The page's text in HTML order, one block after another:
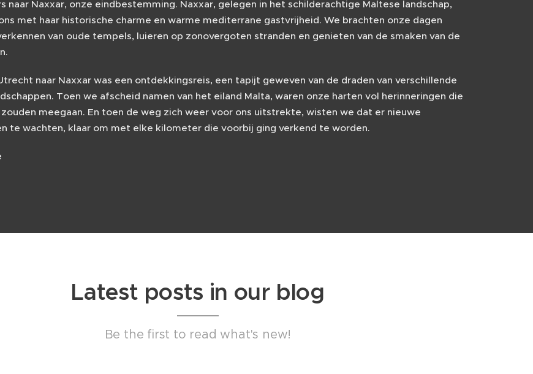
naar Naxxar, onze eindbestemming. Naxxar, gelegen in het schilderachtige Maltese landschap,
met haar historische charme en warme mediterrane gastvrijheid. We brachten onze dagen
van oude tempels, luieren op zonovergoten stranden en genieten van de smaken van de
naar Naxxar was een ontdekkingsreis, een tapijt geweven van de draden van verschillende
Toen we afscheid namen van het eiland Malta, waren onze harten vol herinneringen die
zouden meegaan. En toen de weg zich weer voor ons uitstrekte, wisten we dat er nieuwe
te wachten, klaar om met elke kilometer die voorbij ging verkend te worden.
Latest posts in our blog
Be the first to read what's new!